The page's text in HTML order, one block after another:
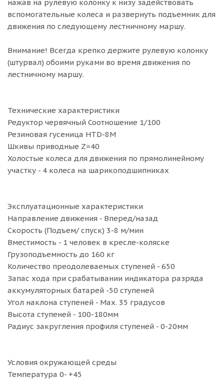
нажав на рулевую колонку к низу задействовать
вспомогательные колеса и развернуть подъемник для
движения по следующему лестничному маршу.
Внимание! Всегда крепко держите рулевую колонку
(штурвал) обоими руками во время движения по
лестничному маршу.
Технические характеристики
Редуктор червячный Соотношение 1/100
Резиновая гусеница НТD-8М
Шкивы приводные Z=40
Холостые колеса для движения по прямолинейному
участку - 4 колеса на шарикоподшипниках
Эксплуатационные характеристики
Направление движения - Вперед/назад
Скорость (Подъем/ спуск) 3-8 м/мин
Вместимость - 1 человек в кресле-коляске
Грузоподъемность до 160 кг
Количество преодолеваемых ступеней - 650
Запас хода при срабатывании индикатора разряда
аккумуляторных батарей -50 ступеней
Угол наклона ступеней - Max. 35 градусов
Высота ступеней - 100-180мм
Радиус закругления профиля ступеней - 0-20мм
Условия окружающей среды
Температура 0- +45